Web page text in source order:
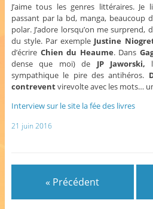
J’aime tous les genres littéraires.
passant par la bd, manga, beaucoup
polar. J’adore lorsqu’on me
du style. Par exemple Justine
d’écrire Chien du Heaume. Dans
dense que moi) de JP Jaworski,
sympathique le pire des antihéros.
contreventvirevolte avec les mots…
Interview sur le site la fée des livres
21 juin 2016
« Précédent